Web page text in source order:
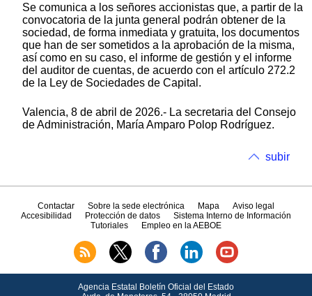
Se comunica a los señores accionistas que, a partir de la
convocatoria de la junta general podrán obtener de la
sociedad, de forma inmediata y gratuita, los documentos
que han de ser sometidos a la aprobación de la misma,
así como en su caso, el informe de gestión y el informe
del auditor de cuentas, de acuerdo con el artículo 272.2
de la Ley de Sociedades de Capital.
Valencia, 8 de abril de 2026.- La secretaria del Consejo
de Administración, María Amparo Polop Rodríguez.
subir
Contactar Sobre la sede electrónica Mapa
Aviso legal
Accesibilidad
Protección de datos
Sistema Interno de Información
Tutoriales
Empleo en la AEBOE
Agencia Estatal Boletín Oficial del Estado